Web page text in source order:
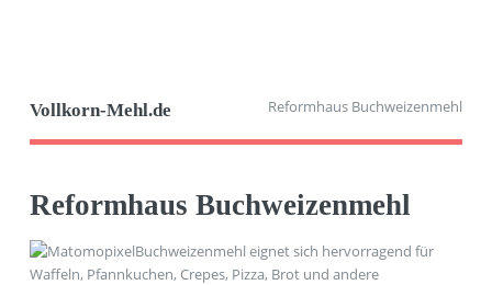
Vollkorn-Mehl.de Reformhaus Buchweizenmehl
Reformhaus Buchweizenmehl
Buchweizenmehl eignet sich hervorragend für
Waffeln, Pfannkuchen, Crepes, Pizza, Brot und andere